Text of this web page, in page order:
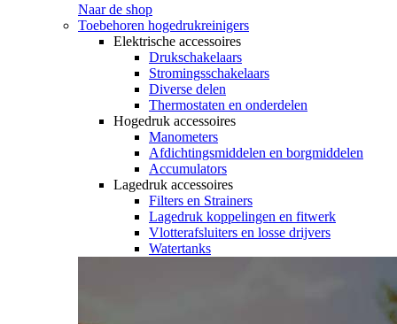
Naar de shop
Toebehoren hogedrukreinigers
Elektrische accessoires
Drukschakelaars
Stromingsschakelaars
Diverse delen
Thermostaten en onderdelen
Hogedruk accessoires
Manometers
Afdichtingsmiddelen en borgmiddelen
Accumulators
Lagedruk accessoires
Filters en Strainers
Lagedruk koppelingen en fitwerk
Vlotterafsluiters en losse drijvers
Watertanks